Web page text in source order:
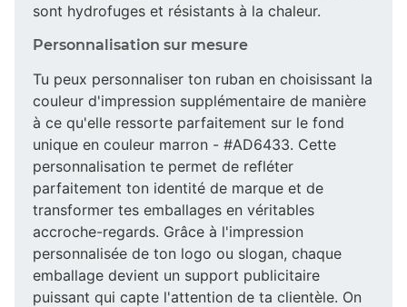
sont hydrofuges et résistants à la chaleur.
Personnalisation sur mesure
Tu peux personnaliser ton ruban en choisissant la
couleur d'impression supplémentaire de manière
à ce qu'elle ressorte parfaitement sur le fond
unique en couleur marron - #AD6433. Cette
personnalisation te permet de refléter
parfaitement ton identité de marque et de
transformer tes emballages en véritables
accroche-regards. Grâce à l'impression
personnalisée de ton logo ou slogan, chaque
emballage devient un support publicitaire
puissant qui capte l'attention de ta clientèle. On